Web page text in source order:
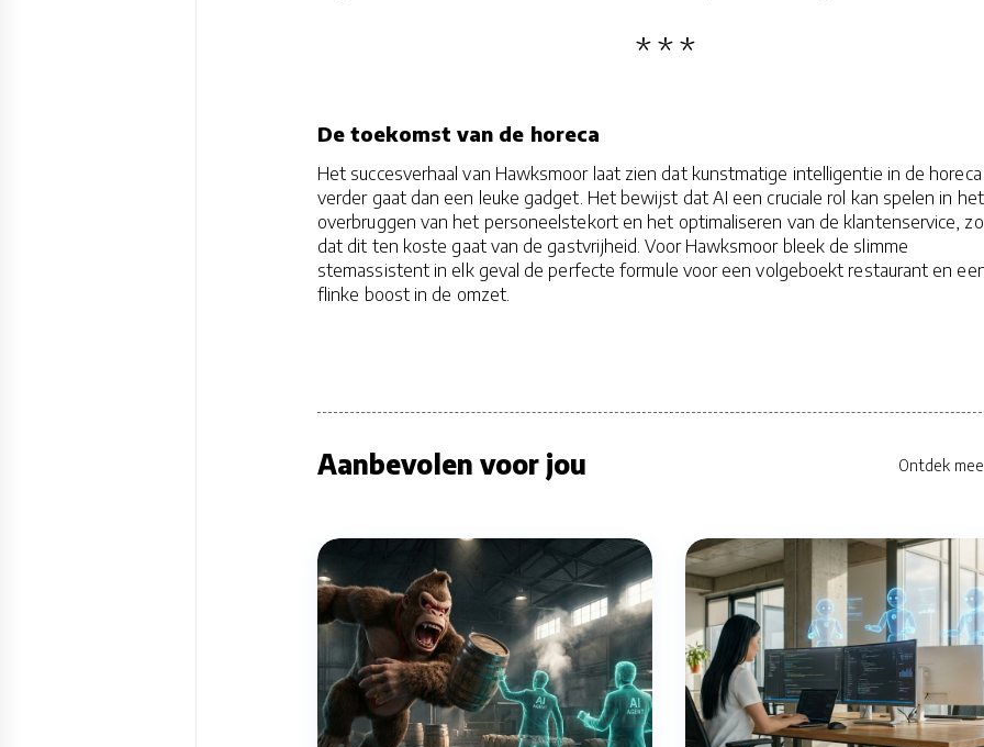
De toekomst van de horeca
Het succesverhaal van Hawksmoor laat zien dat kunstmatige intelligentie in de
verder gaat dan een leuke gadget. Het bewijst dat AI een cruciale rol kan spelen in het
overbruggen van het personeelstekort en het optimaliseren van de klantenservice,
dat dit ten koste gaat van de gastvrijheid. Voor Hawksmoor bleek de slimme
stemassistent in elk geval de perfecte formule voor een volgeboekt restaurant en
flinke boost in de omzet.
Aanbevolen voor jou Ontdek